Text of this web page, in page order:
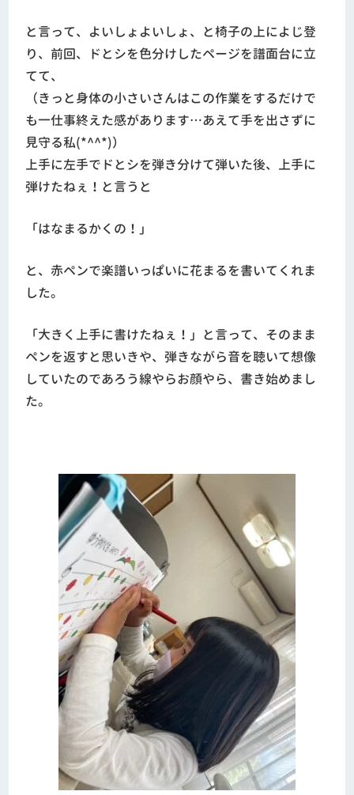
と言って、よいしょよいしょ、と椅子の上によじ登
り、前回、ドとシを色分けしたページを譜面台に立
てて、
（きっと身体の小さいさんはこの作業をするだけで
も一仕事終えた感があります…あえて手を出さずに
見守る私(*^^*)）
上手に左手でドとシを弾き分けて弾いた後、上手に
弾けたねぇ！と言うと
「はなまるかくの！」
と、赤ペンで楽譜いっぱいに花まるを書いてくれま
した。
「大きく上手に書けたねぇ！」と言って、そのまま
ペンを返すと思いきや、弾きながら音を聴いて想像
していたのであろう線やらお顔やら、書き始めまし
た。